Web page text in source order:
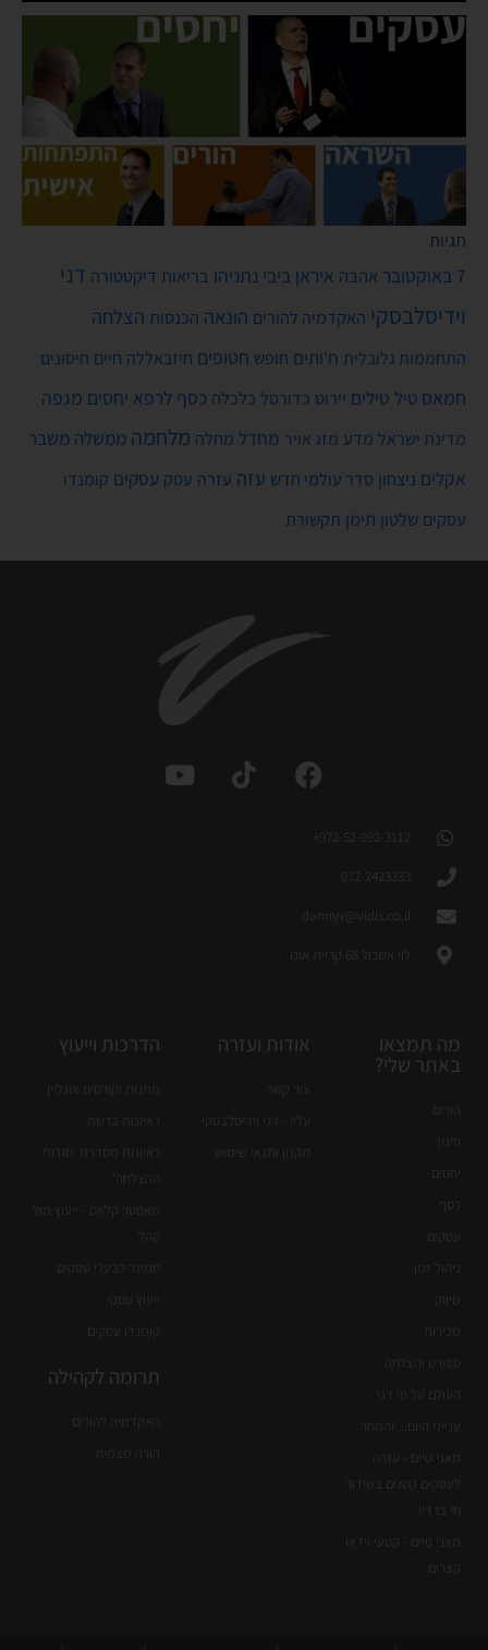
תגיות
7 באוקטובר אהבה איראן ביבי נתניהו בריאות דיקטטורה דני
וידיסלבסקי האקדמיה להורים הונאה הכנסות הצלחה
התחממות גלובלית ח'ותים חופש חטופים חיזבאללה חיים חיסונים
חמאס טיל טילים יירוט כדורסל כלכלה כסף לרפא יחסים מגפה
מדינת ישראל מדע מזג אויר מחדל מחלה מלחמה ממשלה משבר
אקלים ניצחון סדר עולמי חדש עזה עזרה עסק עסקים קומנדו
עסקים שלטון תימן תקשורת
972-52-992-3112⁩+
072-2423333
dannyv@vidis.co.il
לוי אשכול 68 קריית אונו
מה תמצאו
באתר שלי?
הורים
חינוך
יחסים
כסף
עסקים
ניהול זמן
שיווק
ספורט והצלחה
העולם על פי דני
ענייני היום... והמחר
מאני טיים - עזרה
לעסקים קטנים בשידור
חי ברדיו
מאני טיים - קטעי וידאו
קצרים
אודות ועזרה
צור קשר
עליי - דני וידיסלבסקי
תקנון ותנאי שימוש
הדרכות וייעוץ
מתנות וקורסים אונליין
ראיונות ברשת
ראיונות מסדרת 'סודות
ההצלחה'
מאסטר קלאס - ייעוץ מול
סמינר לבעלי עסקים
ייעוץ עסקי
קומנדו עסקים
תרומה לקהילה
האקדמיה להורים
הורה מצמיח